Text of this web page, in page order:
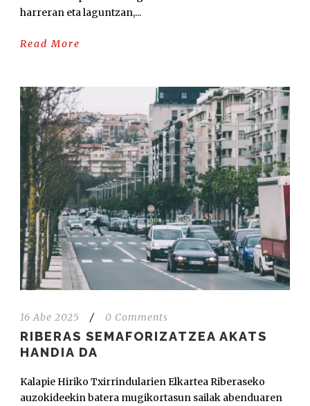
harreran eta laguntzan,...
Read More
16 Abe 2025 / 0 Comments
RIBERAS SEMAFORIZATZEA AKATS
HANDIA DA
Kalapie Hiriko Txirrindularien Elkartea Riberaseko
auzokideekin batera mugikortasun sailak abenduaren